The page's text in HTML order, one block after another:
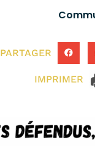
PARTAGER
IMPRIMER